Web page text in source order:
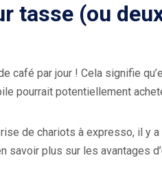
tasse (ou
café par jour ! Cela signifie
pourrait potentiellement
de chariots à expresso, il y
savoir plus sur les avantages